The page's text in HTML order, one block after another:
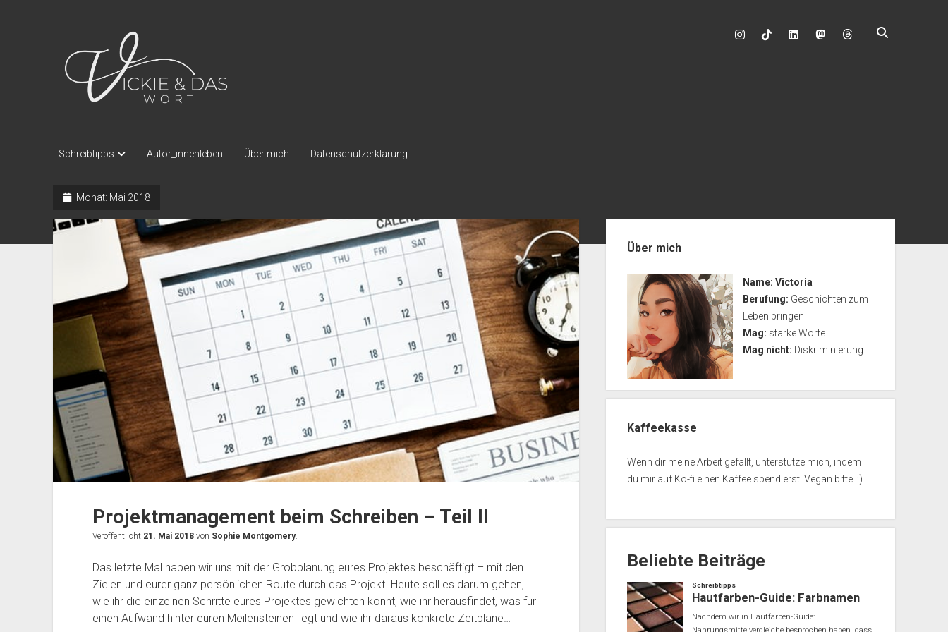
und
das
instagram
tiktoklinkedinmastodon
Schreibtipps Autor_innenleben Über mich Datenschutzerklärung
Monat: Mai 2018
Projektmanagement beim Schreiben – Teil II
Veröffentlicht 21. Mai 2018von Sophie Montgomery.
Das letzte Mal haben wir uns mit der Grobplanung eures Projektes beschäftigt – mit den
Zielen und eurer ganz persönlichen Route durch das Projekt. Heute soll es darum gehen,
wie ihr die einzelnen Schritte eures Projektes gewichten könnt, wie ihr herausfindet, was für
einen Aufwand hinter euren Meilensteinen liegt und wie ihr daraus konkrete Zeitpläne…
Über mich
Name: Victoria
Berufung: Geschichten zum
Leben bringen
Mag: starke Worte
Mag nicht: Diskriminierung
Kaffeekasse
Wenn dir meine Arbeit gefällt, unterstütze mich, indem
du mir auf Ko-fi einen Kaffee spendierst. Vegan bitte. :)
Beliebte Beiträge